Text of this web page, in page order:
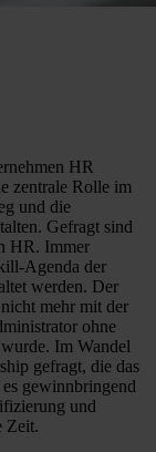
HR
zentrale Rolle im
und die
Gefragt sind
HR. Immer
Agenda der
werden. Der
mehr mit der
ohne
Im Wandel
gefragt, die das
gewinnbringend
und
Zeit.